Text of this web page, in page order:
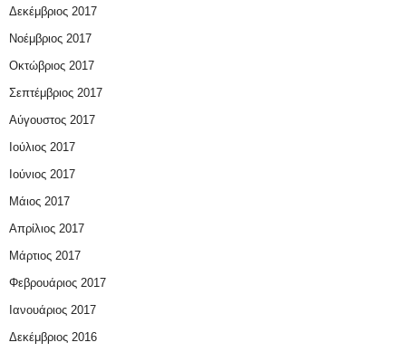
Δεκέμβριος 2017
Νοέμβριος 2017
Οκτώβριος 2017
Σεπτέμβριος 2017
Αύγουστος 2017
Ιούλιος 2017
Ιούνιος 2017
Μάιος 2017
Απρίλιος 2017
Μάρτιος 2017
Φεβρουάριος 2017
Ιανουάριος 2017
Δεκέμβριος 2016